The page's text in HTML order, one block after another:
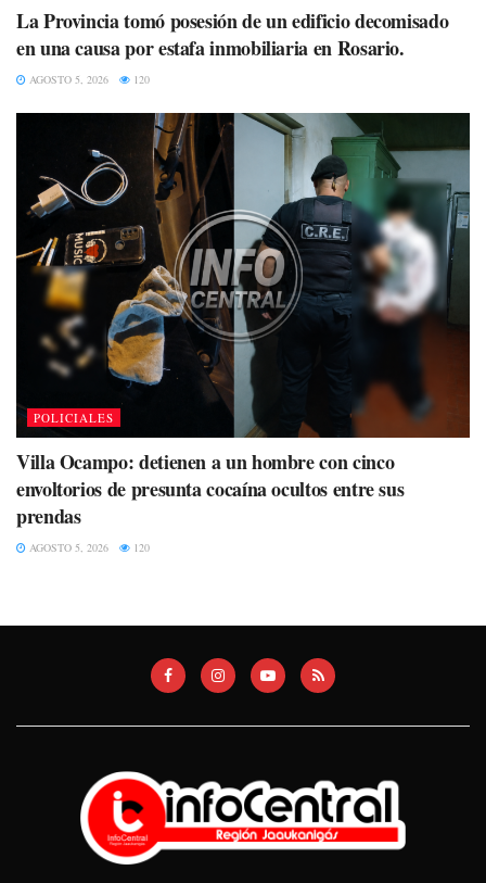
La Provincia tomó posesión de un edificio decomisado
en una causa por estafa inmobiliaria en Rosario.
AGOSTO 5, 2026 120
POLICIALES
Villa Ocampo: detienen a un hombre con cinco
envoltorios de presunta cocaína ocultos entre sus
prendas
AGOSTO 5, 2026 120